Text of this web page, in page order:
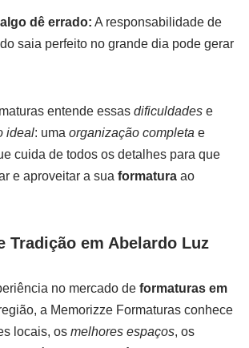
dê errado: A responsabilidade de
saia perfeito no grande dia pode gerar
entende essas dificuldades e
ideal: uma organização completa e
cuida de todos os detalhes para que
e aproveitar a sua formatura ao
Tradição em Abelardo Luz
no mercado de formaturas em
a Memorizze Formaturas conhece
locais, os melhores espaços, os